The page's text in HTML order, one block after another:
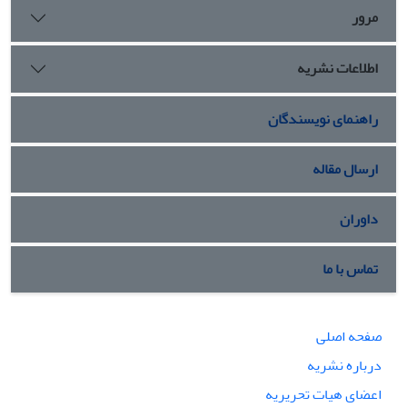
مرور
اطلاعات نشریه
راهنمای نویسندگان
ارسال مقاله
داوران
تماس با ما
صفحه اصلی
درباره نشریه
اعضای هیات تحریریه